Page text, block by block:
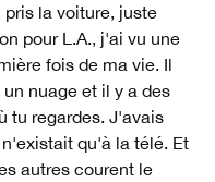
pris la voiture, juste
pour L.A., j'ai vu une
fois de ma vie. Il
nuage et il y a des
tu regardes. J'avais
qu'à la télé. Et
autres courent le